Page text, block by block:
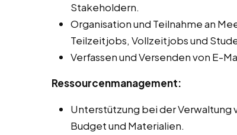
Stakeholdern.
Organisation und Teilnahme an
Teilzeitjobs, Vollzeitjobs und
Verfassen und Versenden von E-
Ressourcenmanagement:
Unterstützung bei der Verwaltung
Budget und Materialien.